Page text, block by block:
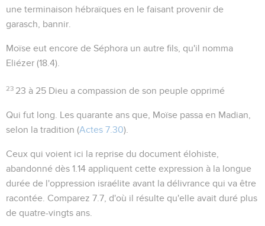
une terminaison hébraïques en le faisant provenir de
garasch , bannir.
Moïse eut encore de Séphora un autre fils, qu'il nomma
Eliézer (18.4).
23 23 à 25 Dieu a compassion de son peuple opprimé
Qui fut long . Les quarante ans que, Moïse passa en Madian,
selon la tradition (Actes 7.30).
Ceux qui voient ici la reprise du document élohiste,
abandonné dès 1.14 appliquent cette expression à la longue
durée de l'oppression israélite avant la délivrance qui va être
racontée. Comparez 7.7 , d'où il résulte qu'elle avait duré plus
de quatre-vingts ans.